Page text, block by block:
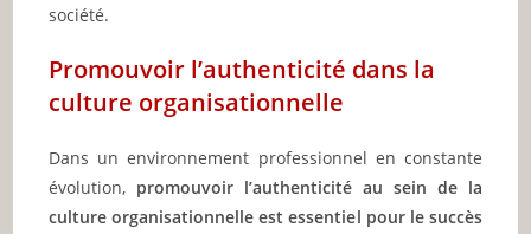
société.
Promouvoir l’authenticité dans la
culture organisationnelle
Dans un environnement professionnel en constante
évolution, promouvoir l’authenticité au sein de la
culture organisationnelle est essentiel pour le succès